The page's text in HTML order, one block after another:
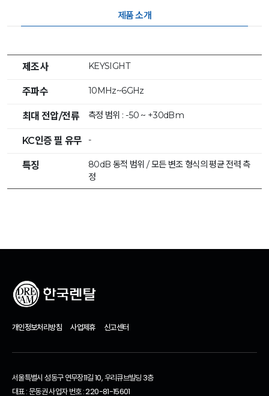
제품 소개
제조사 KEYSIGHT
주파수 10MHz~6GHz
최대 전압/전류 측정 범위 : -50 ~ +30dBm
KC인증 필 유무 -
특징
80dB 동적 범위 / 모든 변조 형식의 평균 전력 측
정
개인정보처리방침 사업제휴 신고센터
서울특별시 성동구 연무장11길 10, 우리큐브빌딩 3층
대표 : 문동권 사업자 번호 : 220-81-15601